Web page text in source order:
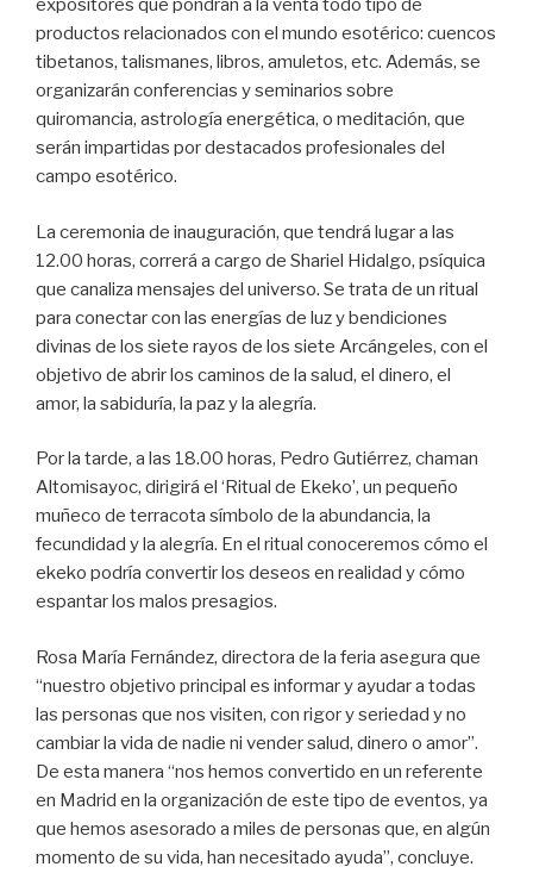
expositores que pondrán a la venta todo tipo de
productos relacionados con el mundo esotérico: cuencos
tibetanos, talismanes, libros, amuletos, etc. Además, se
organizarán conferencias y seminarios sobre
quiromancia, astrología energética, o meditación, que
serán impartidas por destacados profesionales del
campo esotérico.
La ceremonia de inauguración, que tendrá lugar a las
12.00 horas, correrá a cargo de Shariel Hidalgo, psíquica
que canaliza mensajes del universo. Se trata de un ritual
para conectar con las energías de luz y bendiciones
divinas de los siete rayos de los siete Arcángeles, con el
objetivo de abrir los caminos de la salud, el dinero, el
amor, la sabiduría, la paz y la alegría.
Por la tarde, a las 18.00 horas, Pedro Gutiérrez, chaman
Altomisayoc, dirigirá el ‘Ritual de Ekeko’, un pequeño
muñeco de terracota símbolo de la abundancia, la
fecundidad y la alegría. En el ritual conoceremos cómo el
ekeko podría convertir los deseos en realidad y cómo
espantar los malos presagios.
Rosa María Fernández, directora de la feria asegura que
“nuestro objetivo principal es informar y ayudar a todas
las personas que nos visiten, con rigor y seriedad y no
cambiar la vida de nadie ni vender salud, dinero o amor”.
De esta manera “nos hemos convertido en un referente
en Madrid en la organización de este tipo de eventos, ya
que hemos asesorado a miles de personas que, en algún
momento de su vida, han necesitado ayuda”, concluye.